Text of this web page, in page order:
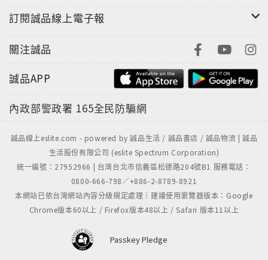
■本書目錄
A
零用錢，以及增加零用錢
憤怒（ANGER），孩子的憤怒
生氣，父母親的生氣
爭執（ARGUING），和父母親爭執
不希望繼續上體育課或者去運動缺乏運動精神
B
保母（BABY─SITTERS），保母是祖父母
保母，不聽保母的話
保母，不想要的保母
保母，兄弟姐妹當保母
童言童語（BABY TALK）
訂閱誠品線上電子報
關注誠品
誠品APP
內政部警政署 165全民防騙網
誠品線上eslite.com - powered by 誠品生活 / 誠品書店 / 誠品物流 | 誠品
生活股份有限公司 (eslite Spectrum Corporation)
統一編號：27952966 | 台灣台北市信義區松德路204號B1 服務電話：
0800-666-798／+886-2-8789-8921
本網站已依台灣網站內容分級規定處理｜建議使用瀏覽器版本：Google
Chrome版本60以上 / Firefox版本48以上 / Safari 版本11以上
Passkey Pledge